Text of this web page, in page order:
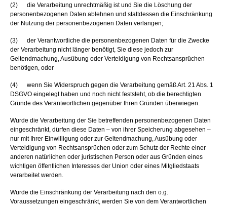
(2) die Verarbeitung unrechtmäßig ist und Sie die Löschung der
personenbezogenen Daten ablehnen und stattdessen die Einschränkung
der Nutzung der personenbezogenen Daten verlangen;
(3) der Verantwortliche die personenbezogenen Daten für die Zwecke
der Verarbeitung nicht länger benötigt, Sie diese jedoch zur
Geltendmachung, Ausübung oder Verteidigung von Rechtsansprüchen
benötigen, oder
(4) wenn Sie Widerspruch gegen die Verarbeitung gemäß Art. 21 Abs. 1
DSGVO eingelegt haben und noch nicht feststeht, ob die berechtigten
Gründe des Verantwortlichen gegenüber Ihren Gründen überwiegen.
Wurde die Verarbeitung der Sie betreffenden personenbezogenen Daten
eingeschränkt, dürfen diese Daten – von ihrer Speicherung abgesehen –
nur mit Ihrer Einwilligung oder zur Geltendmachung, Ausübung oder
Verteidigung von Rechtsansprüchen oder zum Schutz der Rechte einer
anderen natürlichen oder juristischen Person oder aus Gründen eines
wichtigen öffentlichen Interesses der Union oder eines Mitgliedstaats
verarbeitet werden.
Wurde die Einschränkung der Verarbeitung nach den o.g.
Voraussetzungen eingeschränkt, werden Sie von dem Verantwortlichen